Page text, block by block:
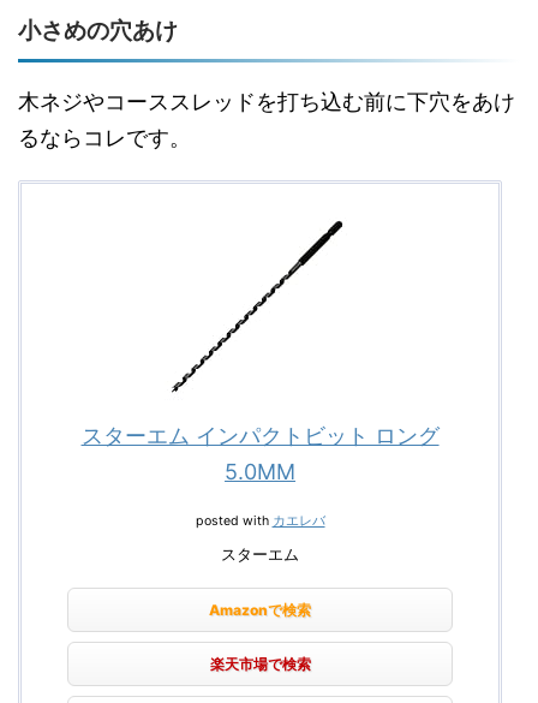
小さめの穴あけ
木ネジやコーススレッドを打ち込む前に下穴をあけ
るならコレです。
スターエム インパクトビット ロング
5.0MM
posted with カエレバ
スターエム
Amazonで検索
楽天市場で検索